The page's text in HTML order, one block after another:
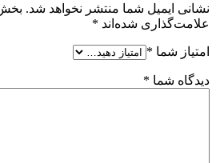
نشانی ایمیل شما منتشر نخواهد شد.
علامت‌گذاری شده‌اند *
امتیاز شما *
دیدگاه شما *